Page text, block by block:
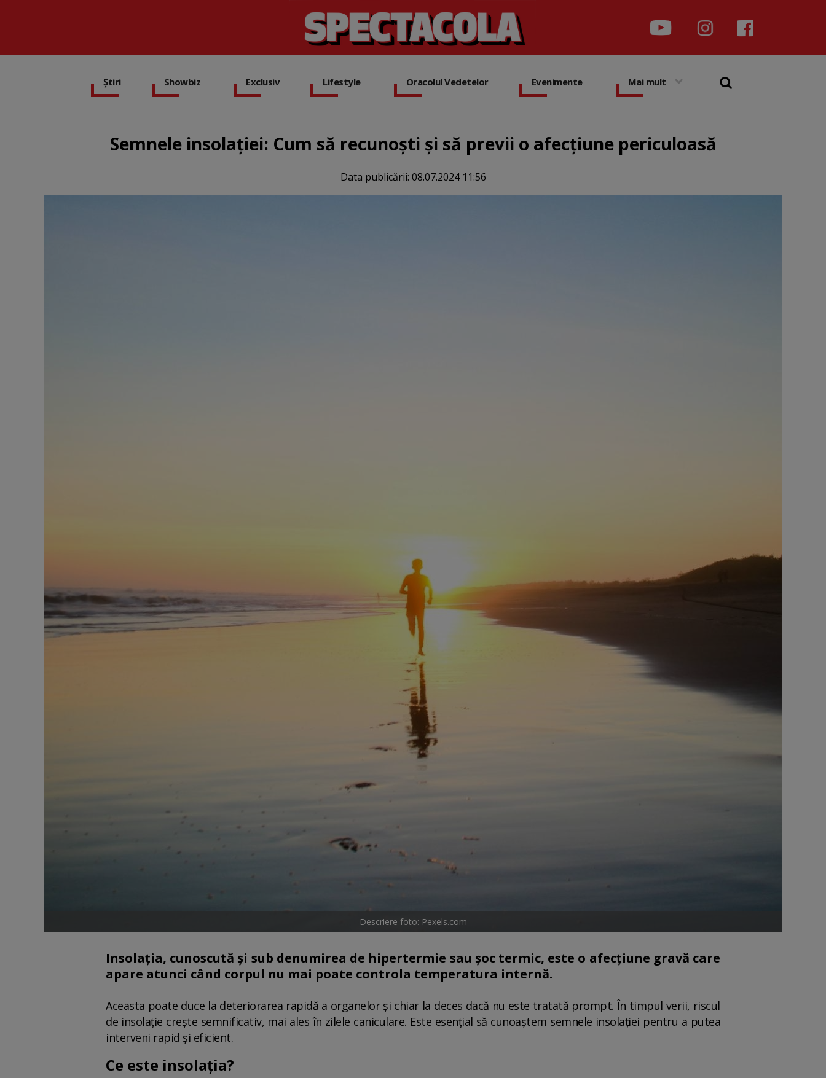
Știri Showbiz Exclusiv Lifestyle Oracolul Vedetelor Evenimente Mai mult
Semnele insolației: Cum să recunoști și să previi o afecțiune periculoasă
Data publicării: 08.07.2024 11:56
Descriere foto: Pexels.com
Insolația, cunoscută și sub denumirea de hipertermie sau șoc termic, este o afecțiune gravă care
apare atunci când corpul nu mai poate controla temperatura internă.
Aceasta poate duce la deteriorarea rapidă a organelor și chiar la deces dacă nu este tratată prompt. În timpul verii, riscul
de insolație crește semnificativ, mai ales în zilele caniculare. Este esențial să cunoaștem semnele insolației pentru a putea
interveni rapid și eficient.
Ce este insolația?